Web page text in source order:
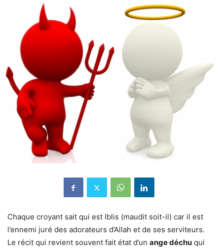
Chaque croyant sait qui est Iblis (maudit soit-il) car il est
l’ennemi juré des adorateurs d’Allah et de ses serviteurs.
Le récit qui revient souvent fait état d’un ange déchu qui